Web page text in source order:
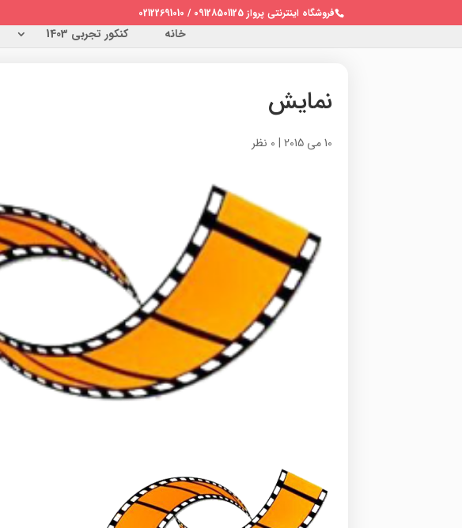
فروشگاه اینترنتی پرواز 09128501125 / 02122691010
خانه کنکور تجربی 1403
نمایش
10 می 2015 | 0 نظر